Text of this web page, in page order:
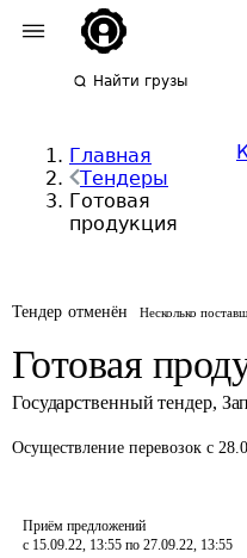
Найти грузы
Главная
Тендеры
Готовая
продукция
Тендер отменён Несколько
Готовая
Государственный тендер,
Осуществление перевозок с
Приём предложений
с 15.09.22, 13:55 по 27.09.22, 13:55